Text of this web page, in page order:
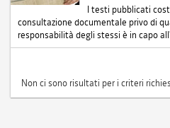
I testi pubblicati
consultazione documentale privo di
responsabilità degli stessi è in capo
Non ci sono risultati per i criteri